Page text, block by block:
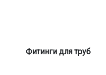
Фитинги для труб